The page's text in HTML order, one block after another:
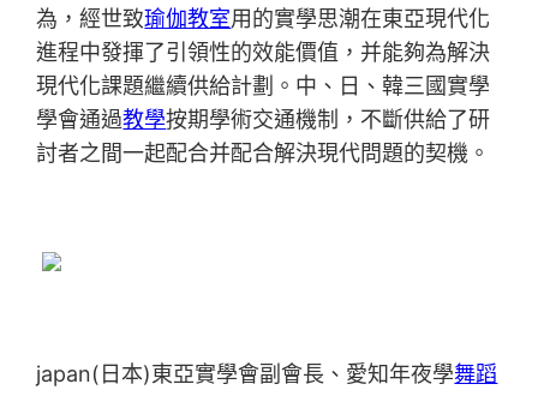
為，經世致瑜伽教室用的實學思潮在東亞現代化
進程中發揮了引領性的效能價值，并能夠為解決
現代化課題繼續供給計劃。中、日、韓三國實學
學會通過教學按期學術交通機制，不斷供給了研
討者之間一起配合并配合解決現代問題的契機。
japan(日本)東亞實學會副會長、愛知年夜學舞蹈